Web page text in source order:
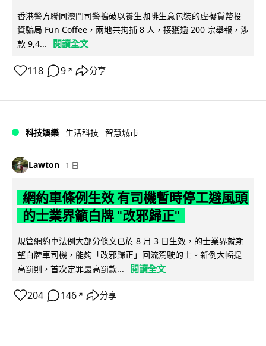
香港警方聯同澳門司警搗破以養生咖啡生意包裝的虛擬貨幣投
資騙局 Fun Coffee，兩地共拘捕 8 人，接獲逾 200 宗舉報，涉
款 9,4...
閱讀全文
118 9 ↗ 分享
科技娛樂 生活科技 智慧城市
Lawton 1 日
網約車條例生效 有司機暫時停工避風頭
的士業界籲白牌 "改邪歸正"
規管網約車法例大部分條文已於 8 月 3 日生效，的士業界就期
望白牌車司機，能夠「改邪歸正」回流駕駛的士。新例大幅提
高罰則，首次定罪最高罰款...
閱讀全文
204 146 ↗ 分享